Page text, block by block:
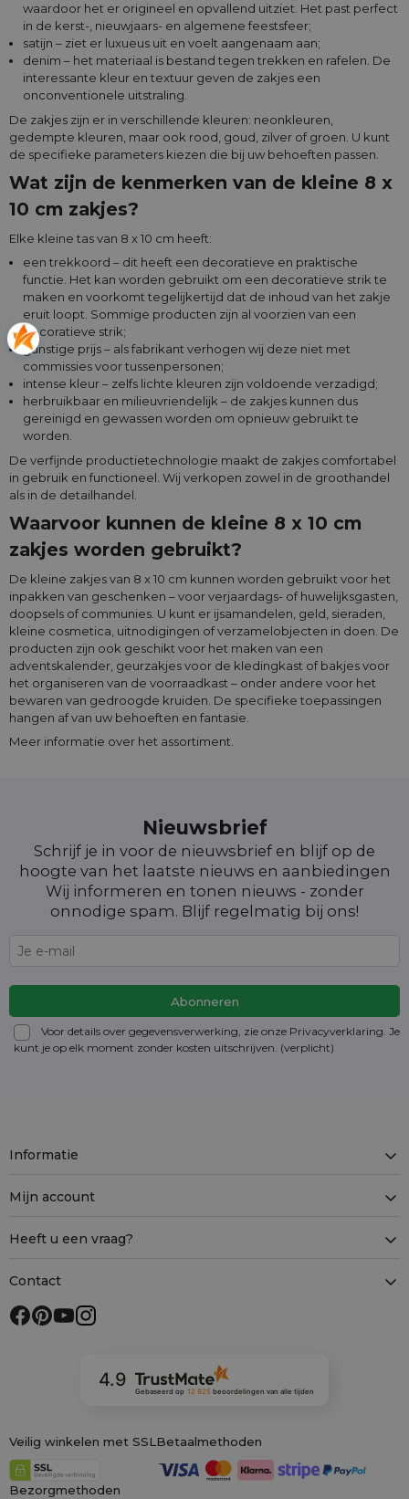
waardoor het er origineel en opvallend uitziet. Het past perfect
in de kerst-, nieuwjaars- en algemene feestsfeer;
satijn – ziet er luxueus uit en voelt aangenaam aan;
denim – het materiaal is bestand tegen trekken en rafelen. De
interessante kleur en textuur geven de zakjes een
onconventionele uitstraling.
De zakjes zijn er in verschillende kleuren: neonkleuren,
gedempte kleuren, maar ook rood, goud, zilver of groen. U kunt
de specifieke parameters kiezen die bij uw behoeften passen.
Wat zijn de kenmerken van de kleine 8 x
10 cm zakjes?
Elke kleine tas van 8 x 10 cm heeft:
een trekkoord – dit heeft een decoratieve en praktische
functie. Het kan worden gebruikt om een decoratieve strik te
maken en voorkomt tegelijkertijd dat de inhoud van het zakje
eruit loopt. Sommige producten zijn al voorzien van een
decoratieve strik;
gunstige prijs – als fabrikant verhogen wij deze niet met
commissies voor tussenpersonen;
intense kleur – zelfs lichte kleuren zijn voldoende verzadigd;
herbruikbaar en milieuvriendelijk – de zakjes kunnen dus
gereinigd en gewassen worden om opnieuw gebruikt te
worden.
De verfijnde productietechnologie maakt de zakjes comfortabel
in gebruik en functioneel. Wij verkopen zowel in de groothandel
als in de detailhandel.
Waarvoor kunnen de kleine 8 x 10 cm
zakjes worden gebruikt?
De kleine zakjes van 8 x 10 cm kunnen worden gebruikt voor het
inpakken van geschenken – voor verjaardags- of huwelijksgasten,
doopsels of communies. U kunt er ijsamandelen, geld, sieraden,
kleine cosmetica, uitnodigingen of verzamelobjecten in doen. De
producten zijn ook geschikt voor het maken van een
adventskalender, geurzakjes voor de kledingkast of bakjes voor
het organiseren van de voorraadkast – onder andere voor het
bewaren van gedroogde kruiden. De specifieke toepassingen
hangen af van uw behoeften en fantasie.
Meer informatie over het assortiment.
Nieuwsbrief
Schrijf je in voor de nieuwsbrief en blijf op de
hoogte van het laatste nieuws en aanbiedingen
Wij informeren en tonen nieuws - zonder
onnodige spam. Blijf regelmatig bij ons!
Voor details over gegevensverwerking, zie onze Privacyverklaring. Je
kunt je op elk moment zonder kosten uitschrijven . (verplicht)
Informatie
Mijn account
Heeft u een vraag?
Contact
4.9
Gebaseerd op 12 925 beoordelingenvan alle tijden
Veilig winkelen met SSL Betaalmethoden
Bezorgmethoden